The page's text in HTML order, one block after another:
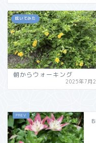
呟いてみた
朝からウォーキング
2025年7月